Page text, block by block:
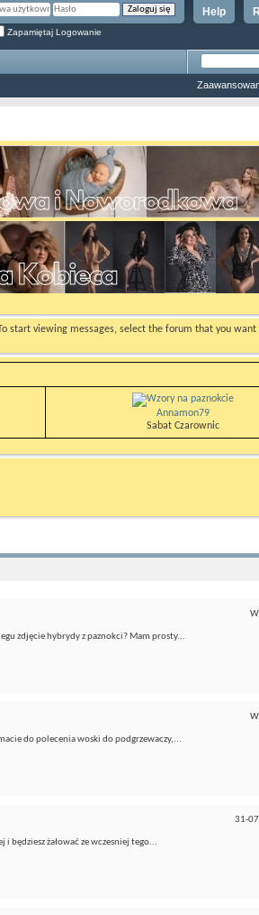
Help
Zapamiętaj Logowanie
start viewing messages, select the forum that you
Annamon79
Sabat Czarownic
zdjęcie hybrydy z paznokci? Mam prosty...
do polecenia woski do podgrzewaczy,...
31-
będziesz żałować ze wczesniej tego...